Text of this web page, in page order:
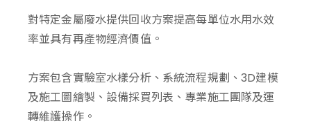
對特定金屬廢水提供回收方案提高每單位水用水效
率並具有再產物經濟價值。
方案包含實驗室水樣分析、系統流程規劃、3D建模
及施工圖繪製、設備採買列表、專業施工團隊及運
轉維護操作。